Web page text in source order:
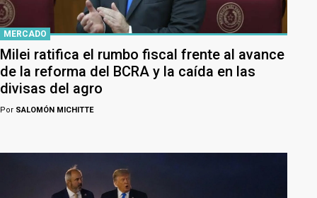
MERCADO
Milei ratifica el rumbo fiscal frente al avance
de la reforma del BCRA y la caída en las
divisas del agro
Por SALOMÓN MICHITTE